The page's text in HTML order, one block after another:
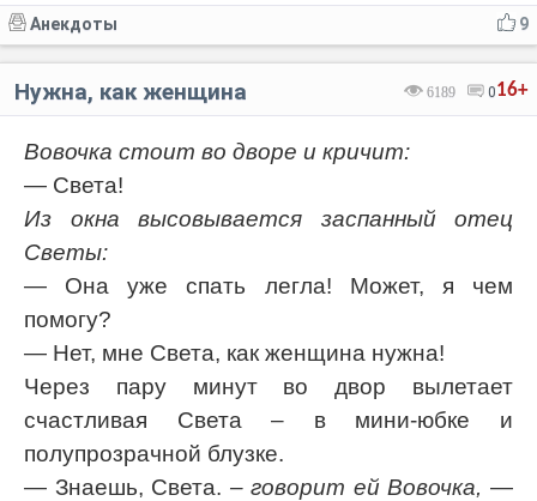
9
Анекдоты
16+
6189 0
Нужна, как женщина
Вовочка стоит во дворе и кричит:
— Света!
Из окна высовывается заспанный отец
Светы:
— Она уже спать легла! Может, я чем
помогу?
— Нет, мне Света, как женщина нужна!
Через пару минут во двор вылетает
счастливая Света – в мини-юбке и
полупрозрачной блузке.
— Знаешь, Света. – говорит ей Вовочка, —